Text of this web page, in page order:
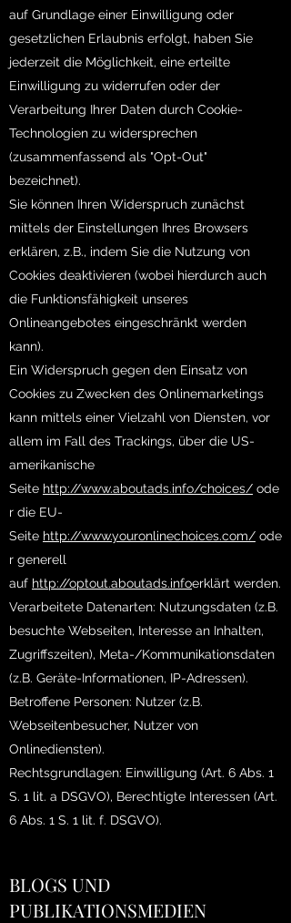
auf Grundlage einer Einwilligung oder
gesetzlichen Erlaubnis erfolgt, haben Sie
jederzeit die Möglichkeit, eine erteilte
Einwilligung zu widerrufen oder der
Verarbeitung Ihrer Daten durch Cookie-
Technologien zu widersprechen
(zusammenfassend als "Opt-Out"
bezeichnet).
Sie können Ihren Widerspruch zunächst
mittels der Einstellungen Ihres Browsers
erklären, z.B., indem Sie die Nutzung von
Cookies deaktivieren (wobei hierdurch auch
die Funktionsfähigkeit unseres
Onlineangebotes eingeschränkt werden
kann).
Ein Widerspruch gegen den Einsatz von
Cookies zu Zwecken des Onlinemarketings
kann mittels einer Vielzahl von Diensten, vor
allem im Fall des Trackings, über die US-
amerikanische
Seite http://www.aboutads.info/choices/ ode
r die EU-
Seite http://www.youronlinechoices.com/ ode
r generell
auf http://optout.aboutads.infoerklärt werden.
Verarbeitete Datenarten: Nutzungsdaten (z.B.
besuchte Webseiten, Interesse an Inhalten,
Zugriffszeiten), Meta-/Kommunikationsdaten
(z.B. Geräte-Informationen, IP-Adressen).
Betroffene Personen: Nutzer (z.B.
Webseitenbesucher, Nutzer von
Onlinediensten).
Rechtsgrundlagen: Einwilligung (Art. 6 Abs. 1
S. 1 lit. a DSGVO), Berechtigte Interessen (Art.
6 Abs. 1 S. 1 lit. f. DSGVO).
BLOGS UND
PUBLIKATIONSMEDIEN